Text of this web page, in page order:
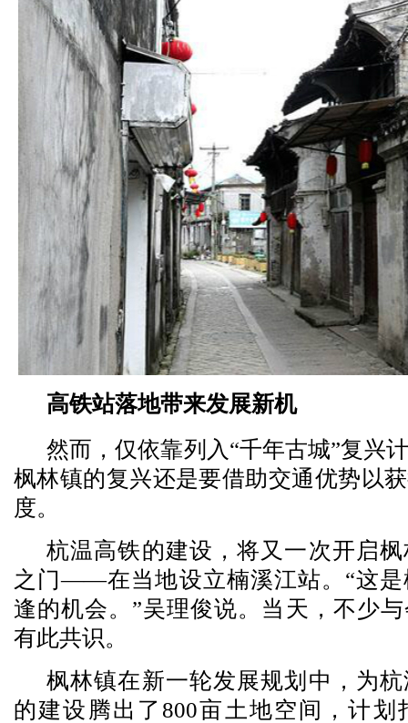
高铁站落地带来发展新机
然而，仅依靠列入“千年古城”复兴
枫林镇的复兴还是要借助交通优势以
度。
杭温高铁的建设，将又一次开启
之门——在当地设立楠溪江站。“这是
逢的机会。”吴理俊说。当天，不少
有此共识。
枫林镇在新一轮发展规划中，为
的建设腾出了800亩土地空间，计划